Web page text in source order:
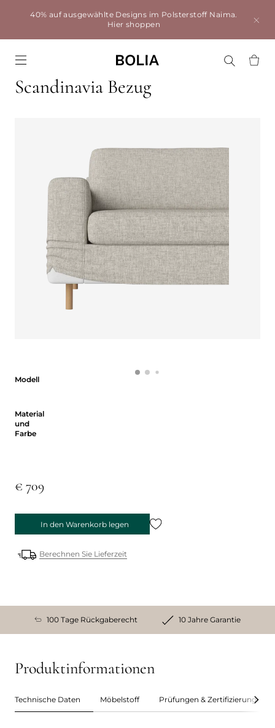
40% auf ausgewählte Designs im Polsterstoff Naima.
Hier shoppen
Scandinavia Bezug
Modell
Material
und
Farbe
€ 709
In den Warenkorb legen
Berechnen Sie Lieferzeit
100 Tage Rückgaberecht 10 Jahre Garantie
Produktinformationen
Technische Daten Möbelstoff Prüfungen & Zertifizierungen